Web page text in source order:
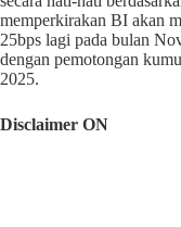
memperkirakan BI akan
25bps lagi pada bulan
dengan pemotongan
2025.
Disclaimer ON